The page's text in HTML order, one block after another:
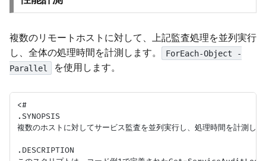
複数のリモートホストに対して、上記監査処理を並列実行
し、全体の処理時間を計測します。
ForEach-Object -
Parallel
を使用します。
<#
.SYNOPSIS
複数のホストに対してサービス監査を並列実行し、処理時間を計測しま
.DESCRIPTION